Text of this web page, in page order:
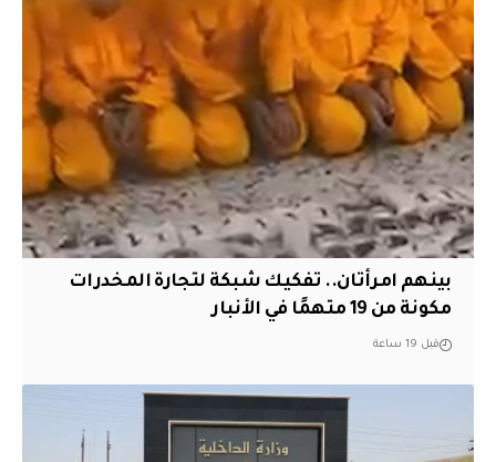
بينهم امرأتان.. تفكيك شبكة لتجارة المخدرات
مكونة من 19 متهمًا في الأنبار
قبل 19 ساعة